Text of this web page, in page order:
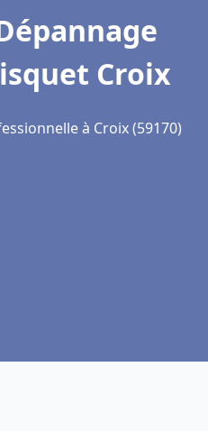
Croix
à Croix (59170)